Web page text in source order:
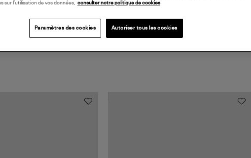
sur l’utilisation de vos données, consulter notre politique de cookies
Paramètres des cookies Autoriser tous les cookies